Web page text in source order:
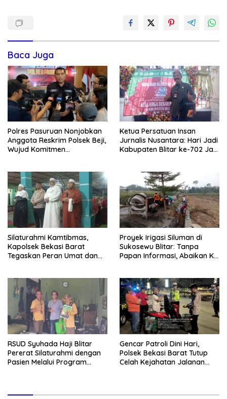
Baca Juga
Polres Pasuruan Nonjobkan
Anggota Reskrim Polsek Beji,
Wujud Komitmen
Ketua Persatuan Insan
Jurnalis Nusantara: Hari Jadi
Kabupaten Blitar ke-702 Jadi
Silaturahmi Kamtibmas,
Kapolsek Bekasi Barat
Tegaskan Peran Umat dan
Proyek Irigasi Siluman di
Sukosewu Blitar: Tanpa
Papan Informasi, Abaikan K3,
RSUD Syuhada Haji Blitar
Pererat Silaturahmi dengan
Pasien Melalui Program
Gencar Patroli Dini Hari,
Polsek Bekasi Barat Tutup
Celah Kejahatan Jalanan